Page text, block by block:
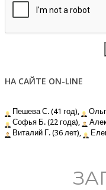
НА САЙТЕ ON-LINE
Пешева С. (41 год),
Софья Б. (22 года),
Виталий Г. (36 лет),